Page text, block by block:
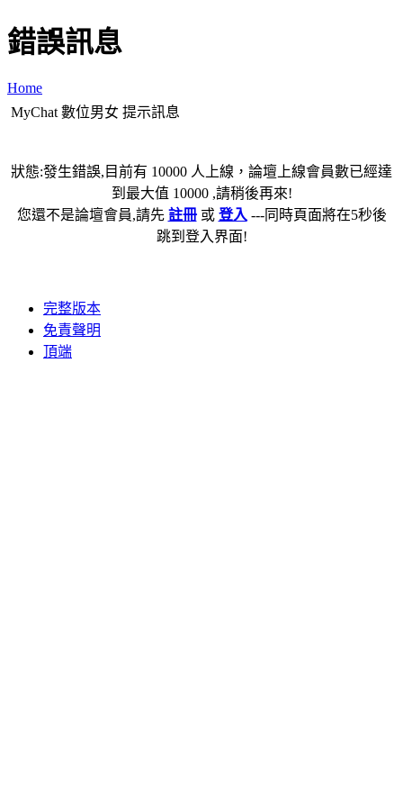
錯誤訊息
Home
MyChat 數位男女 提示訊息
狀態:發生錯誤,目前有 10000 人上線，論壇上線會員數已經達
到最大值 10000 ,請稍後再來!
您還不是論壇會員,請先 註冊或 登入 ---同時頁面將在5秒後
跳到登入界面!
完整版本
免責聲明
頂端